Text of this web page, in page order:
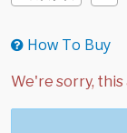
How To Buy